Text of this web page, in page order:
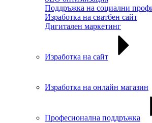
Поддръжка на социални
Изработка на сватбен сайт
Дигитален маркетинг
Изработка на сайт
Изработка на онлайн магазин
Професионална поддръжка